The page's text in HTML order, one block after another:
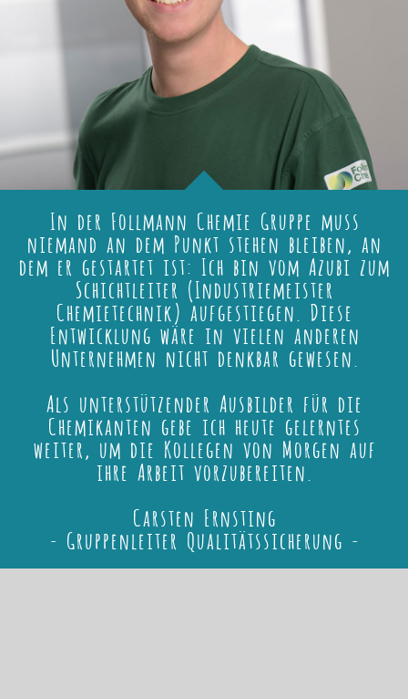
In der Follmann Chemie Gruppe muss
niemand an dem Punkt stehen bleiben, an
dem er gestartet ist: Ich bin vom Azubi zum
Schichtleiter (Industriemeister
Chemietechnik) aufgestiegen. Diese
Entwicklung wäre in vielen anderen
Unternehmen nicht denkbar gewesen.
Als unterstützender Ausbilder für die
Chemikanten gebe ich heute gelerntes
weiter, um die Kollegen von Morgen auf
ihre Arbeit vorzubereiten.
Carsten Ernsting
- Gruppenleiter Qualitätssicherung -